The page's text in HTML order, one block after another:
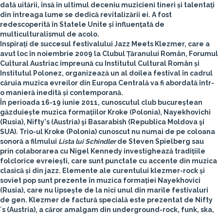
dată uitării, însă în ultimul deceniu muzicieni tineri și talentați
din întreaga lume se dedică revitalizării ei. A fost
redescoperită în Statele Unite și influențată de
multiculturalismul de acolo.
Inspirați de succesul festivalului Jazz Meets Klezmer, care a
avut loc în noiembrie 2009 la Clubul Țăranului Român, Forumul
Cultural Austriacîmpreună cu Institutul Cultural Român și
Institutul Polonez, organizează un al doilea festival în cadrul
căruia muzica evreilor din Europa Centrală va fi abordată într-
o manieră inedită și contemporană.
În perioada 16-19 iunie 2011, cunoscutul club bucureștean
găzduiește muzica formațiilor Kroke (Polonia), Nayekhovichi
(Rusia), Nifty's (Austria)şi Basarabish (Republica Moldova şi
SUA). Trio-ul Kroke (Polonia) cunoscut nu numai de pe coloana
sonoră a filmului Lista lui Schindlerde Steven Spielberg sau
prin colaborarea cu Nigel Kennedy investighează tradițiile
folclorice evreiești, care sunt punctate cu accente din muzica
clasică și din jazz. Elemente ale curentului klezmer-rock și
soviet pop sunt prezente în muzica formației Nayekhovici
(Rusia), care nu lipsește de la nici unul din marile festivaluri
de gen. Klezmer de factură specială este prezentat de Nifty
´s (Austria), a căror amalgam din underground-rock, funk, ska,